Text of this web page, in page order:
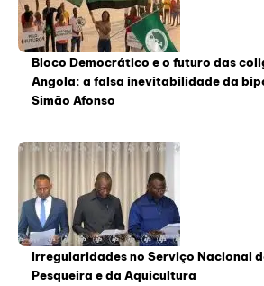
Bloco Democrático e o futuro das
Angola: a falsa inevitabilidade da
Simão Afonso
Irregularidades no Serviço Nacional
Pesqueira e da Aquicultura